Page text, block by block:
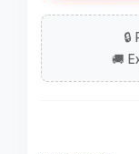
fer
à
souder
avec